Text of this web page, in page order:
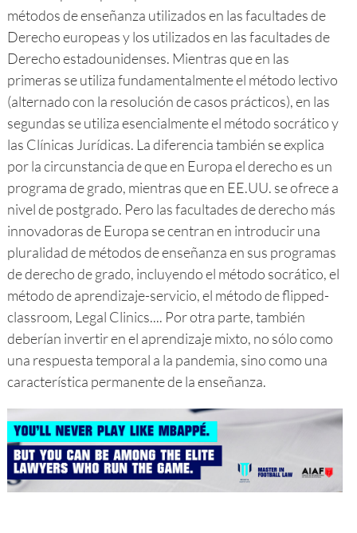
métodos de enseñanza utilizados en las facultades de
Derecho europeas y los utilizados en las facultades de
Derecho estadounidenses. Mientras que en las
primeras se utiliza fundamentalmente el método lectivo
(alternado con la resolución de casos prácticos), en las
segundas se utiliza esencialmente el método socrático y
las Clínicas Jurídicas. La diferencia también se explica
por la circunstancia de que en Europa el derecho es un
programa de grado, mientras que en EE.UU. se ofrece a
nivel de postgrado. Pero las facultades de derecho más
innovadoras de Europa se centran en introducir una
pluralidad de métodos de enseñanza en sus programas
de derecho de grado, incluyendo el método socrático, el
método de aprendizaje-servicio, el método de flipped-
classroom, Legal Clinics.... Por otra parte, también
deberían invertir en el aprendizaje mixto, no sólo como
una respuesta temporal a la pandemia, sino como una
característica permanente de la enseñanza.